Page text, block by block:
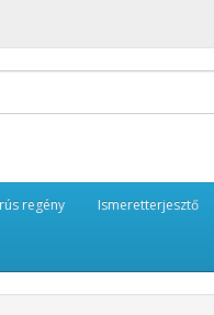
regény Ismeretterjesztő